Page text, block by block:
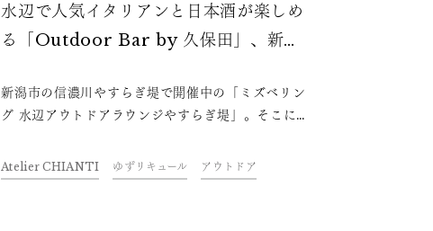
水辺で人気イタリアンと日本酒が楽しめ
る「Outdoor Bar by 久保田」、新潟
新潟市の信濃川やすらぎ堤で開催中の「ミズベリン
グ 水辺アウトドアラウンジやすらぎ堤」。そこに、
アウトドアで日本酒を楽しむバー「Outdoor Bar
by 久保田」がオープンします。Barでは日本酒の
Atelier CHIANTI ゆずリキュール アウトドア